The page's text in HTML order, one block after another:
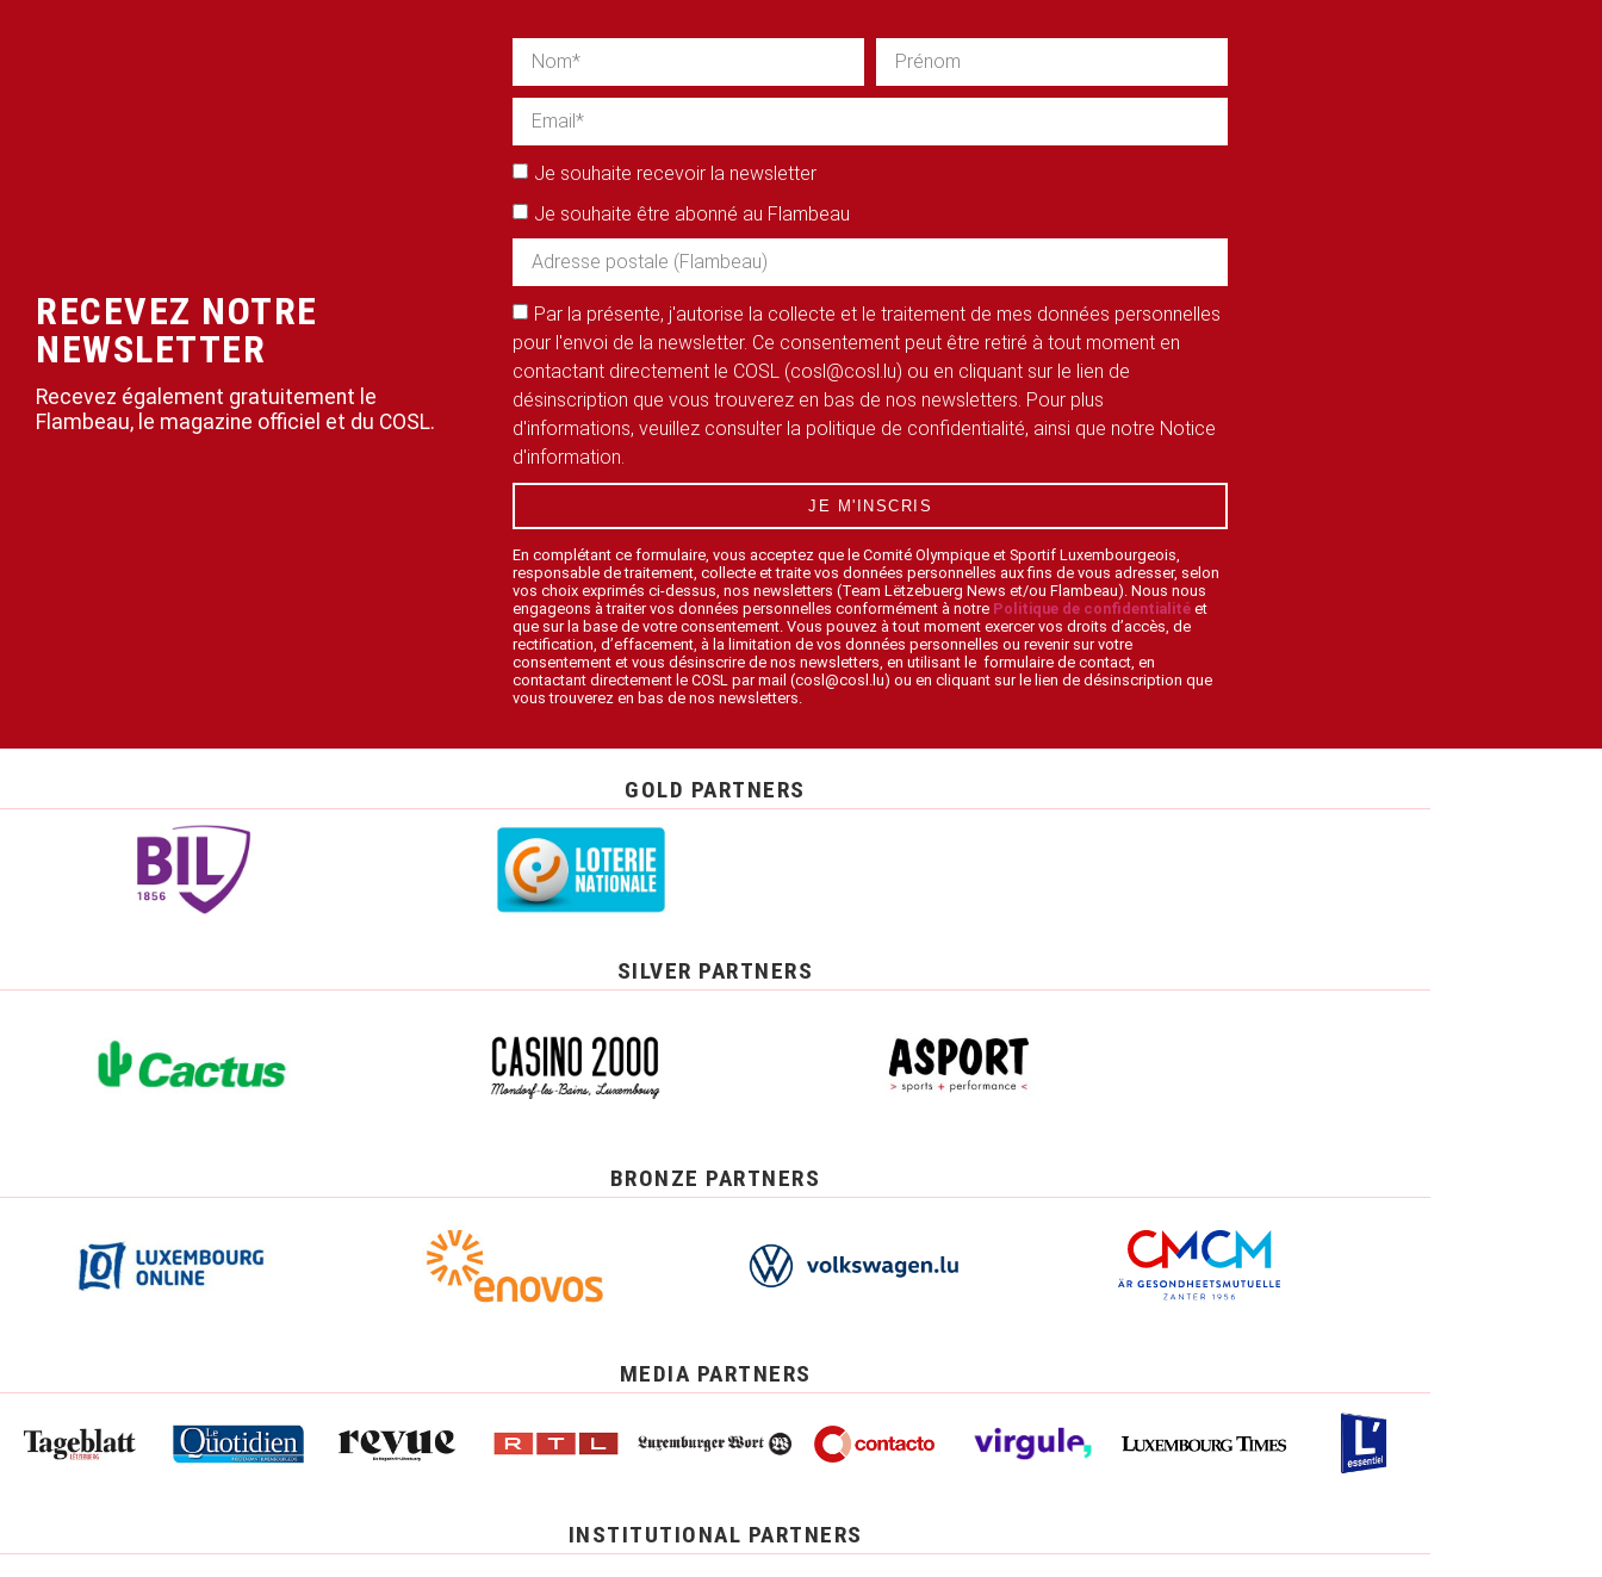
RECEVEZ NOTRE
NEWSLETTER
Recevez également gratuitement le
Flambeau, le magazine officiel et du COSL.
Je souhaite recevoir la newsletter
Je souhaite être abonné au Flambeau
Par la présente, j'autorise la collecte et le traitement de mes données personnelles
pour l'envoi de la newsletter. Ce consentement peut être retiré à tout moment en
contactant directement le COSL (cosl@cosl.lu) ou en cliquant sur le lien de
désinscription que vous trouverez en bas de nos newsletters. Pour plus
d'informations, veuillez consulter la politique de confidentialité, ainsi que notre Notice
d'information.
JE M'INSCRIS
En complétant ce formulaire, vous acceptez que le Comité Olympique et Sportif Luxembourgeois,
responsable de traitement, collecte et traite vos données personnelles aux fins de vous adresser, selon
vos choix exprimés ci-dessus, nos newsletters (Team Lëtzebuerg News et/ou Flambeau). Nous nous
engageons à traiter vos données personnelles conformément à notre Politique de confidentialité et
que sur la base de votre consentement. Vous pouvez à tout moment exercer vos droits d’accès, de
rectification, d’effacement, à la limitation de vos données personnelles ou revenir sur votre
consentement et vous désinscrire de nos newsletters, en utilisant le formulaire de contact, en
contactant directement le COSL par mail (cosl@cosl.lu) ou en cliquant sur le lien de désinscription que
vous trouverez en bas de nos newsletters.
GOLD PARTNERS
SILVER PARTNERS
BRONZE PARTNERS
MEDIA PARTNERS
INSTITUTIONAL PARTNERS